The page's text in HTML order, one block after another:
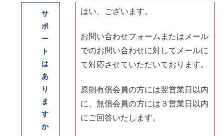
サ
ポ
ー
ト
は
あ
り
ま
す
か
はい、ございます。
お問い合わせフォームまたはメール
でのお問い合わせに対してメールに
て対応させていただいております。
原則有償会員の方には翌営業日以内
に、無償会員の方には３営業日以内
にご回答いたします。